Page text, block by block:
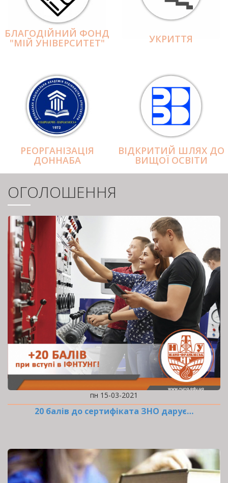
БЛАГОДІЙНИЙ ФОНД
"МІЙ УНІВЕРСИТЕТ" УКРИТТЯ
РЕОРГАНІЗАЦІЯ
ДОННАБА
ВІДКРИТИЙ ШЛЯХ ДО
ВИЩОЇ ОСВІТИ
ОГОЛОШЕННЯ
пн 15-03-2021
20 балів до сертифіката ЗНО дарує…